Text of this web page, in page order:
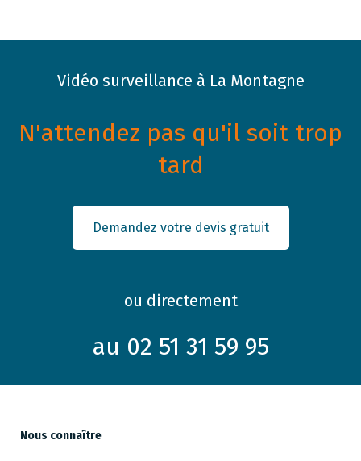
Vidéo surveillance à La Montagne
N'attendez pas qu'il soit trop
tard
Demandez votre devis gratuit
ou directement
au 02 51 31 59 95
Nous connaître